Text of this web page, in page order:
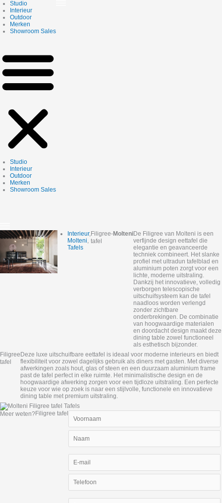
Skip
to
content
Studio
Interieur
Outdoor
Merken
Showroom Sales
Studio
Interieur
Outdoor
Merken
Showroom Sales
Interieur,
Molteni,
Tafels
Filigree
tafel
-MolteniDe Filigree van Molteni is een
verfijnde design eettafel die
elegantie en geavanceerde
techniek combineert. Het slanke
profiel met ultradun tafelblad en
aluminium poten zorgt voor een
lichte, moderne uitstraling.
Dankzij het innovatieve, volledig
verborgen telescopische
uitschuifsysteem kan de tafel
naadloos worden verlengd
zonder zichtbare
onderbrekingen. De combinatie
van hoogwaardige materialen
en doordacht design maakt deze
dining table zowel functioneel
als esthetisch bijzonder.
Filigree
tafel
Deze luxe uitschuifbare eettafel is ideaal voor moderne interieurs en biedt
flexibiliteit voor zowel dagelijks gebruik als diners met gasten. Met diverse
afwerkingen zoals hout, glas of steen en een duurzaam aluminium frame
past de tafel perfect in elke ruimte. Het minimalistische design en de
hoogwaardige afwerking zorgen voor een tijdloze uitstraling. Een perfecte
keuze voor wie op zoek is naar een stijlvolle, functionele en innovatieve
dining table met premium uitstraling.
Meer weten? Filigree tafel